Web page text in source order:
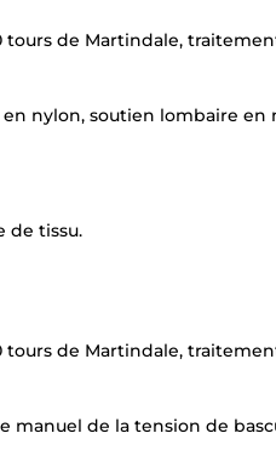
tours de Martindale,
nylon, soutien lombaire
de tissu.
tours de Martindale,
de la tension de